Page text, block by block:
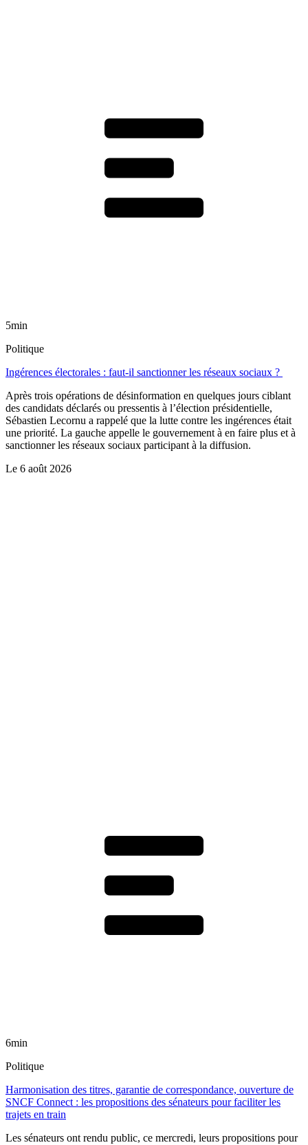
5min
Politique
Ingérences électorales : faut-il sanctionner les réseaux sociaux ?
Après trois opérations de désinformation en quelques jours ciblant
des candidats déclarés ou pressentis à l’élection présidentielle,
Sébastien Lecornu a rappelé que la lutte contre les ingérences était
une priorité. La gauche appelle le gouvernement à en faire plus et à
sanctionner les réseaux sociaux participant à la diffusion.
Le 6 août 2026
6min
Politique
Harmonisation des titres, garantie de correspondance, ouverture de
SNCF Connect : les propositions des sénateurs pour faciliter les
trajets en train
Les sénateurs ont rendu public, ce mercredi, leurs propositions pour